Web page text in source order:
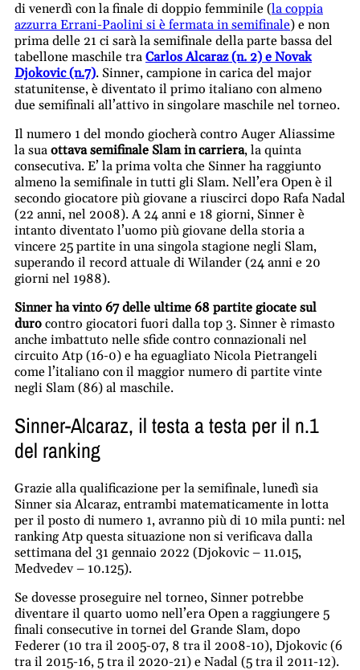
di venerdì con la finale di doppio femminile (la coppia
azzurra Errani-Paolini si è fermata in semifinale) e non
prima delle 21 ci sarà la semifinale della parte bassa del
tabellone maschile tra Carlos Alcaraz (n. 2) e Novak
Djokovic (n.7). Sinner, campione in carica del major
statunitense, è diventato il primo italiano con almeno
due semifinali all’attivo in singolare maschile nel torneo.
Il numero 1 del mondo giocherà contro Auger Aliassime
la sua ottava semifinale Slam in carriera, la quinta
consecutiva. E’ la prima volta che Sinner ha raggiunto
almeno la semifinale in tutti gli Slam. Nell’era Open è il
secondo giocatore più giovane a riuscirci dopo Rafa Nadal
(22 anni, nel 2008). A 24 anni e 18 giorni, Sinner è
intanto diventato l’uomo più giovane della storia a
vincere 25 partite in una singola stagione negli Slam,
superando il record attuale di Wilander (24 anni e 20
giorni nel 1988).
Sinner ha vinto 67 delle ultime 68 partite giocate sul
duro contro giocatori fuori dalla top 3. Sinner è rimasto
anche imbattuto nelle sfide contro connazionali nel
circuito Atp (16-0) e ha eguagliato Nicola Pietrangeli
come l’italiano con il maggior numero di partite vinte
negli Slam (86) al maschile.
Sinner-Alcaraz, il testa a testa per il n.1
del ranking
Grazie alla qualificazione per la semifinale, lunedì sia
Sinner sia Alcaraz, entrambi matematicamente in lotta
per il posto di numero 1, avranno più di 10 mila punti: nel
ranking Atp questa situazione non si verificava dalla
settimana del 31 gennaio 2022 (Djokovic – 11.015,
Medvedev – 10.125).
Se dovesse proseguire nel torneo, Sinner potrebbe
diventare il quarto uomo nell’era Open a raggiungere 5
finali consecutive in tornei del Grande Slam, dopo
Federer (10 tra il 2005-07, 8 tra il 2008-10), Djokovic (6
tra il 2015-16, 5 tra il 2020-21) e Nadal (5 tra il 2011-12).